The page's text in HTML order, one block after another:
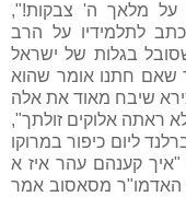
מלאך ה' צבקות!",
לתלמידיו על הרב
בגלות של ישראל
שאם חתנו אומר שהוא
שיבח מאוד את אלה
ראתה אלוקים זולתך",
ליום כיפור במרוקו
קענהם עהר איז א
האדמו"ר מסאסוב אמר